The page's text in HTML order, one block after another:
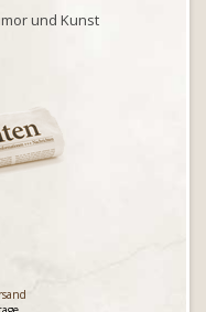
und Kunst